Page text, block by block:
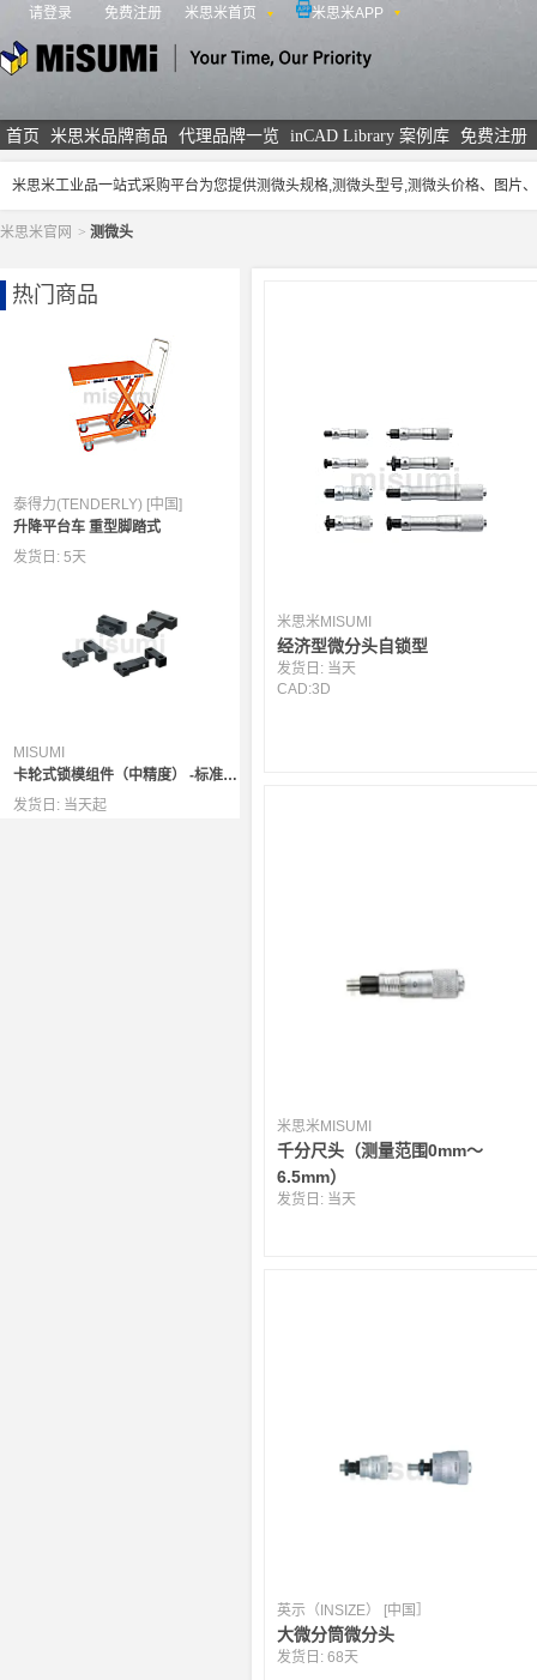
请登录 免费注册 米思米首页 米思米APP
首页 米思米品牌商品 代理品牌一览 inCAD Library 案例库 免费注册
米思米工业品一站式采购平台为您提供测微头规格,测微头型号,测微头价格、图
米思米官网 > 测微头
热门商品
泰得力(TENDERLY) [中国]
升降平台车 重型脚踏式
发货日: 5天
MISUMI
卡轮式锁模组件（中精度） -标准型加长型-
发货日: 当天起
米思米MISUMI
经济型微分头自锁型
发货日: 当天
CAD:3D
米思米MISUMI
千分尺头（测量范围0mm～
6.5mm）
发货日: 当天
英示（INSIZE） [中国］
大微分筒微分头
发货日:68天